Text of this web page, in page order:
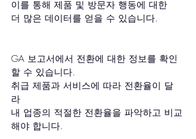
이를 통해 제품 및 방문자 행동에 대한
더 많은 데이터를 얻을 수 있습니다.
GA 보고서에서 전환에 대한 정보를 확인
할 수 있습니다.
취급 제품과 서비스에 따라 전환율이 달
라
내 업종의 적절한 전환율을 파악하고 비교
해야 합니다.